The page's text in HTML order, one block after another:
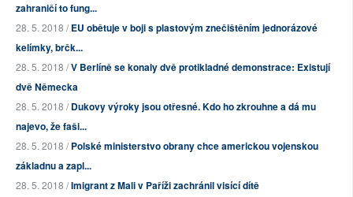
zahraničí to fung...
28. 5. 2018 /EU obětuje v boji s plastovým znečištěním jednorázové
kelímky, brčk...
28. 5. 2018 /V Berlíně se konaly dvě protikladné demonstrace: Existují
dvě Německa
28. 5. 2018 /Dukovy výroky jsou otřesné. Kdo ho zkrouhne a dá mu
najevo, že faši...
28. 5. 2018 /Polské ministerstvo obrany chce americkou vojenskou
základnu a zapl...
28. 5. 2018 /Imigrant z Mali v Paříži zachránil visící dítě